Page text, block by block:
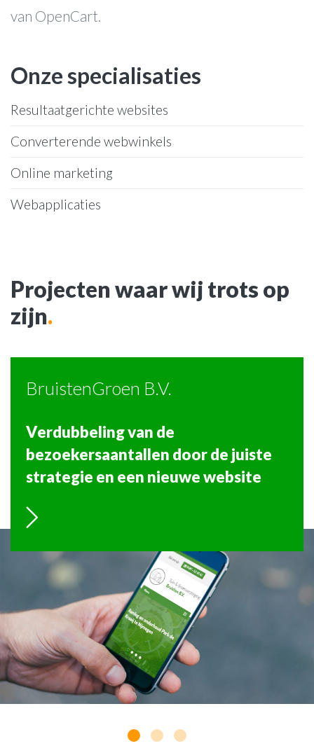
van OpenCart.
Onze specialisaties
Resultaatgerichte websites
Converterende webwinkels
Online marketing
Webapplicaties
Projecten waar wij trots op
zijn.
BruistenGroen B.V.
Verdubbeling van de
bezoekersaantallen door de juiste
strategie en een nieuwe website